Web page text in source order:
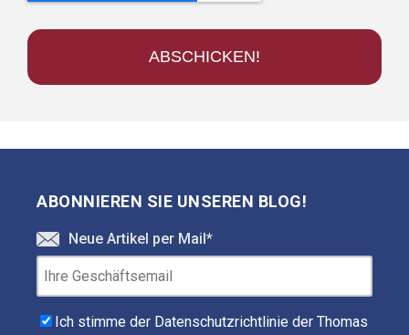
ABONNIEREN SIE UNSEREN BLOG!
Neue Artikel per Mail*
Ich stimme der Datenschutzrichtlinie der Thomas